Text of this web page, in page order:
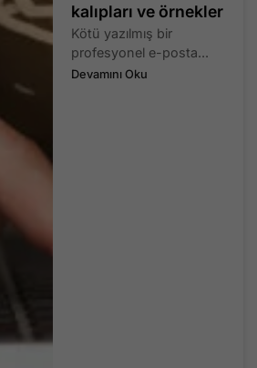
kalıpları ve örnekler
Kötü yazılmış bir
profesyonel e-posta...
Devamını Oku